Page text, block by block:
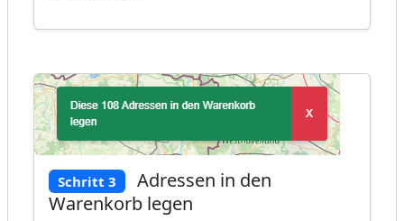
Schritt 3
Adressen in den
Warenkorb legen